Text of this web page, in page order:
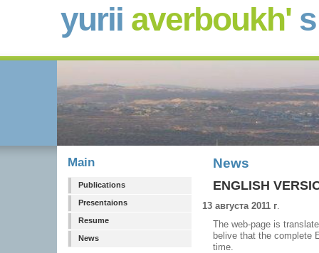
yurii averboukh'
Main
Publications
Presentaions
Resume
News
News
ENGLISH
13 августа 2011 г.
The web-page is
belive that the complete
time.